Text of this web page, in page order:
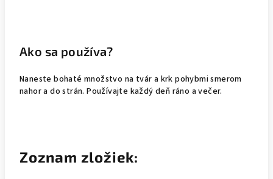
Ako sa používa?
Naneste bohaté množstvo na tvár a krk pohybmi smerom
nahor a do strán. Používajte každý deň ráno a večer.
Zoznam zložiek: